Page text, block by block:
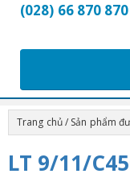
(028) 66 870 870
Trang chủ/ Sản phẩm
LT 9/11/